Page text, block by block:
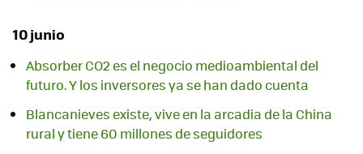
10 junio
Absorber CO2 es el negocio medioambiental del
futuro. Y los inversores ya se han dado cuenta
Blancanieves existe, vive en la arcadia de la China
rural y tiene 60 millones de seguidores